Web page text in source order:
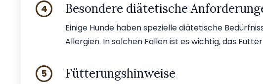
4 Besondere diätetische
Einige Hunde haben spezielle diätetische
Allergien. In solchen Fällen ist es wichtig, das
5 Fütterungshinweise